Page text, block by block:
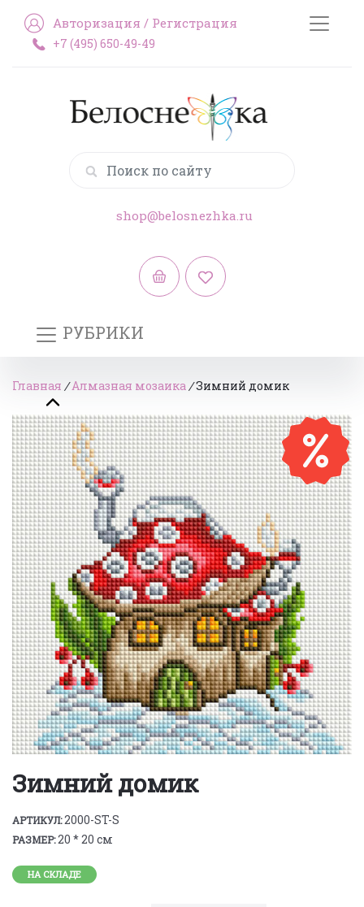
Авторизация / Регистрация
+7 (495) 650-49-49
shop@belosnezhka.ru
РУБРИКИ
Главная /Алмазная мозаика /Зимний домик
Зимний домик
АРТИКУЛ:2000-ST-S
РАЗМЕР:20 * 20 см
НА СКЛАДЕ